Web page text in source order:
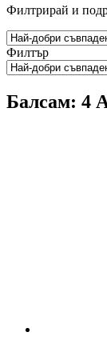
Филтрирай и
Филтър
Балсам: 4